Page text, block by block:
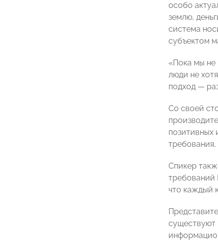
особо
землю,
система
субъектом
«Пока мы не
люди не
подход —
Со своей
позитивных
Спикер
требований
что каждый
существуют